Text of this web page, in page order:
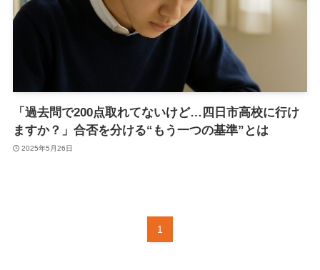
「過去問で200点取れてないけど…四日市高校に行け
ますか？」合否を分ける“もう一つの基準”とは
2025年5月26日
1